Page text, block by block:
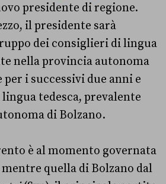
presidente di regione.
il presidente sarà
dei consiglieri di lingua
nella provincia autonoma
i successivi due anni e
tedesca, prevalente
di Bolzano.
è al momento governata
quella di Bolzano dal